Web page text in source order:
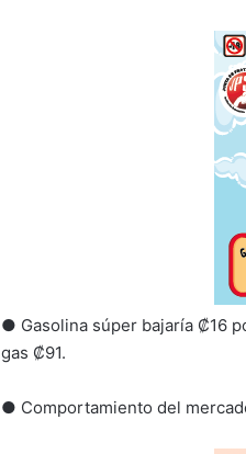
● Gasolina súper bajaría ₡16
gas ₡91.
● Comportamiento del